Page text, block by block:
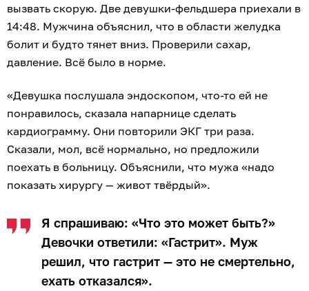
вызвать скорую. Две девушки-фельдшера приехали в
14:48. Мужчина объяснил, что в области желудка
болит и будто тянет вниз. Проверили сахар,
давление. Всё было в норме.
«Девушка послушала эндоскопом, что-то ей не
понравилось, сказала напарнице сделать
кардиограмму. Они повторили ЭКГ три раза.
Сказали, мол, всё нормально, но предложили
поехать в больницу. Объяснили, что мужа «надо
показать хирургу — живот твёрдый».
Я спрашиваю: «Что это может быть?»
Девочки ответили: «Гастрит». Муж
решил, что гастрит — это не смертельно,
ехать отказался».